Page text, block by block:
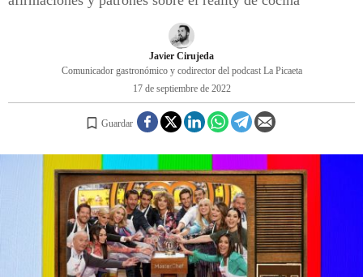
REGISTRO
INICIAR SESIÓN
Javier Cirujeda
Comunicador gastronómico y codirector del podcast La Picaeta
17 de septiembre de 2022
Guardar